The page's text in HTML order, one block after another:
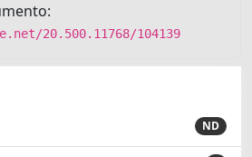
20.500.11768/104139
ND